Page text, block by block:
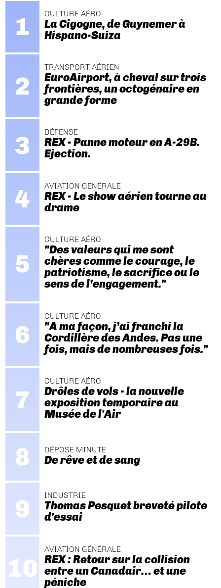
CULTURE AÉRO
La Cigogne, de Guynemer à
Hispano-Suiza
TRANSPORT AÉRIEN
EuroAirport, à cheval sur trois
frontières, un octogénaire en
grande forme
DÉFENSE
REX - Panne moteur en A-29B.
Ejection.
AVIATION GÉNÉRALE
REX - Le show aérien tourne au
drame
CULTURE AÉRO
"Des valeurs qui me sont
chères comme le courage, le
patriotisme, le sacrifice ou le
sens de l’engagement."
CULTURE AÉRO
"A ma façon, j’ai franchi la
Cordillère des Andes. Pas une
fois, mais de nombreuses fois."
CULTURE AÉRO
Drôles de vols - la nouvelle
exposition temporaire au
Musée de l'Air
DÉPOSE MINUTE
De rêve et de sang
INDUSTRIE
Thomas Pesquet breveté pilote
d'essai
AVIATION GÉNÉRALE
REX : Retour sur la collision
entre un Canadair… et une
péniche